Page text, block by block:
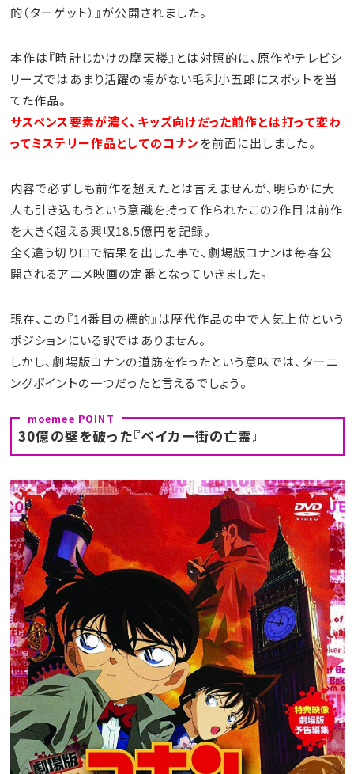
的（ターゲット）』が公開されました。
本作は『時計じかけの摩天楼』とは対照的に、原作やテレビシ
リーズではあまり活躍の場がない毛利小五郎にスポットを当
てた作品。
サスペンス要素が濃く、キッズ向けだった前作とは打って変わ
ってミステリー作品としてのコナンを前面に出しました。
内容で必ずしも前作を超えたとは言えませんが、明らかに大
人も引き込もうという意識を持って作られたこの2作目は前作
を大きく超える興収18.5億円を記録。
全く違う切り口で結果を出した事で、劇場版コナンは毎春公
開されるアニメ映画の定番となっていきました。
現在、この『14番目の標的』は歴代作品の中で人気上位という
ポジションにいる訳ではありません。
しかし、劇場版コナンの道筋を作ったという意味では、ターニ
ングポイントの一つだったと言えるでしょう。
30億の壁を破った『ベイカー街の亡霊』